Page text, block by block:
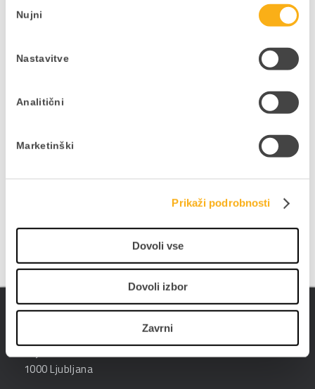
soglasja
Nujni
Nastavitve
Analitični
Marketinški
Prikaži podrobnosti
Dovoli vse
Dovoli izbor
Zavrni
pisane na kožo vaši dejavnosti in vašim
PRIJAVITE SE NA E-NOVICE
Hajdrihova ulica 28c
1000 Ljubljana